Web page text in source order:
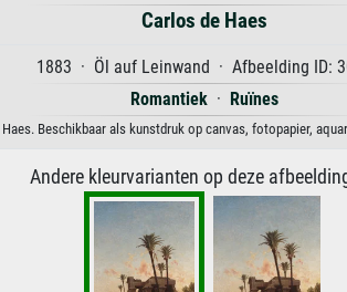
Carlos de Haes
1883 · Öl auf Leinwand · Afbeelding ID:
Romantiek · Ruïnes
Haes. Beschikbaar als kunstdruk op canvas, fotopapier,
Andere kleurvarianten op deze